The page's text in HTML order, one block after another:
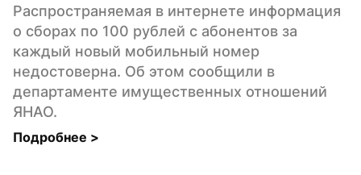
Распространяемая в интернете информация
о сборах по 100 рублей с абонентов за
каждый новый мобильный номер
недостоверна. Об этом сообщили в
департаменте имущественных отношений
ЯНАО.
Подробнее >